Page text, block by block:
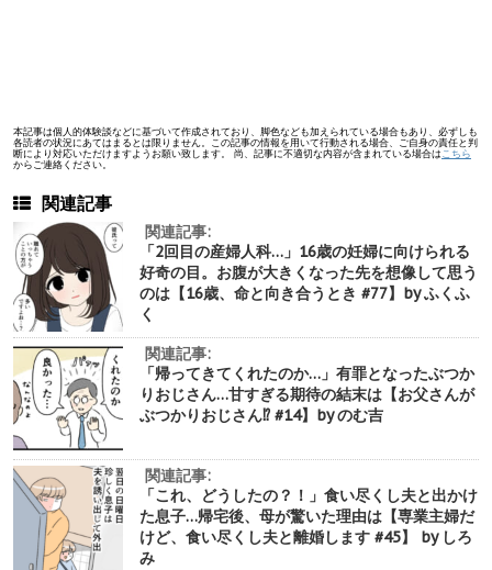
本記事は個人的体験談などに基づいて作成されており、脚色なども加えられている場合もあり、必ずしも
各読者の状況にあてはまるとは限りません。この記事の情報を用いて行動される場合、ご自身の責任と判
断により対応いただけますようお願い致します。 尚、記事に不適切な内容が含まれている場合はこちら
からご連絡ください。
関連記事
関連記事:
「2回目の産婦人科…」16歳の妊婦に向けられる
好奇の目。お腹が大きくなった先を想像して思う
のは【16歳、命と向き合うとき #77】by ふくふ
く
関連記事:
「帰ってきてくれたのか…」有罪となったぶつか
りおじさん…甘すぎる期待の結末は【お父さんが
ぶつかりおじさん⁉︎ #14】by のむ吉
関連記事:
「これ、どうしたの？！」食い尽くし夫と出かけ
た息子…帰宅後、母が驚いた理由は【専業主婦だ
けど、食い尽くし夫と離婚します #45】 by しろ
み